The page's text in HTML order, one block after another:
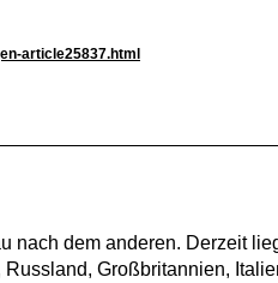
article25837.html
nach dem anderen. Derzeit
Großbritannien,